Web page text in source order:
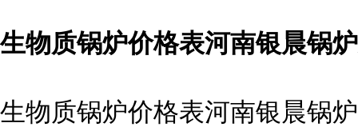
生物质锅炉价格表河南银晨锅
生物质锅炉价格表河南银晨锅